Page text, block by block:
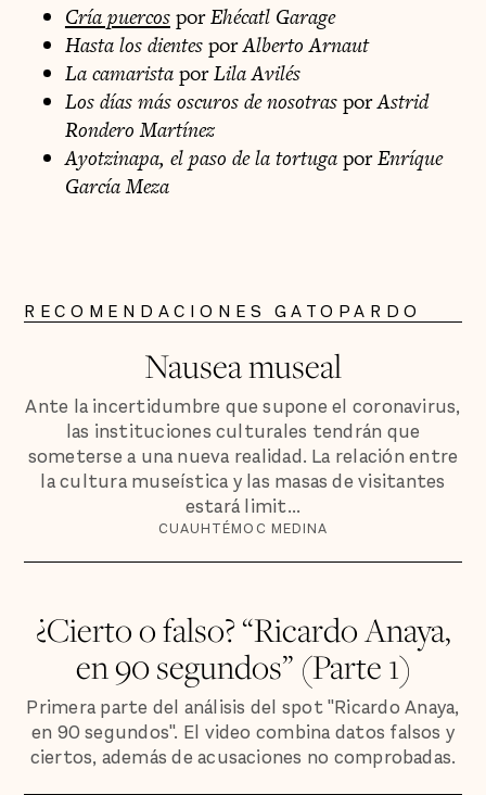
Cría puercosporEhécatl Garage
Hasta los dientesporAlberto Arnaut
La camaristaporLila Avilés
Los días más oscuros de nosotrasporAstrid
Rondero Martínez
Ayotzinapa, el paso de la tortugaporEnríque
García Meza
RECOMENDACIONES GATOPARDO
Nausea museal
Ante la incertidumbre que supone el coronavirus,
las instituciones culturales tendrán que
someterse a una nueva realidad. La relación entre
la cultura museística y las masas de visitantes
estará limit...
CUAUHTÉMOC MEDINA
¿Cierto o falso? “Ricardo Anaya,
en 90 segundos” (Parte 1)
Primera parte del análisis del spot "Ricardo Anaya,
en 90 segundos". El video combina datos falsos y
ciertos, además de acusaciones no comprobadas.